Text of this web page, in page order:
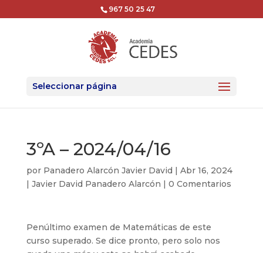
967 50 25 47
Seleccionar página
3ºA – 2024/04/16
por Panadero Alarcón Javier David | Abr 16, 2024
| Javier David Panadero Alarcón | 0 Comentarios
Penúltimo examen de Matemáticas de este
curso superado. Se dice pronto, pero solo nos